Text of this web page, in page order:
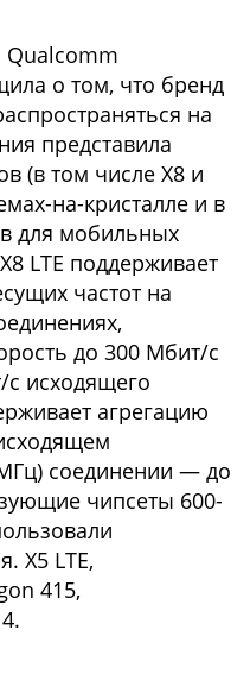
Qualcomm
о том, что бренд
на
представила
(в том числе X8 и
на-кристалле и в
для мобильных
LTE поддерживает
частот на
до 300 Мбит/с
исходящего
агрегацию
соединении — до
чипсеты 600-
X5 LTE,
415,